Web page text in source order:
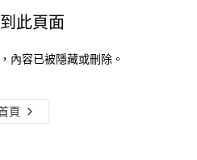
此頁面
內容已被隱藏或刪除。
頁